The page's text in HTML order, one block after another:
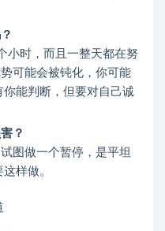
小时，而且一整天都在努
可能会被钝化，你可能
能判断，但要对自己诚
？
图做一个暂停，是平坦
样做。